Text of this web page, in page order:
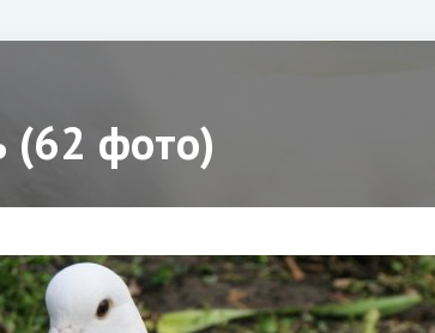
(62 фото)